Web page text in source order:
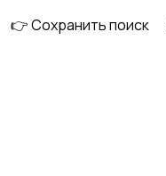
👉 Сохранить поиск